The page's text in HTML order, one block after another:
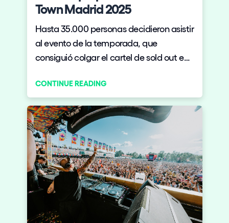
Town Madrid 2025
Hasta 35.000 personas decidieron asistir
al evento de la temporada, que
consiguió colgar el cartel de sold out en
fecha.
CONTINUE READING